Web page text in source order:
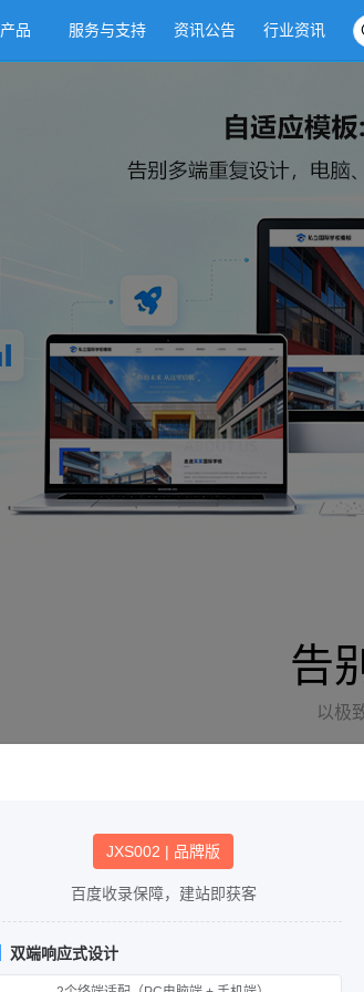
产品 服务与支持 资讯公告 行业资讯
告
以极
JXS002 | 品牌版
百度收录保障，建站即获客
双端响应式设计